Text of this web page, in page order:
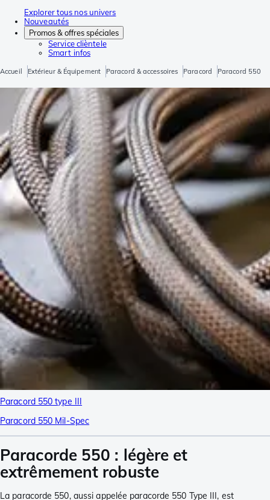
Explorer tous nos univers
Nouveautés
Promos & offres spéciales
Service clièntele
Smart infos
Accueil Extérieur & Équipement Paracord & accessoires Paracord Paracord 550
Paracord 550 type III
Paracord 550 Mil-Spec
Paracorde 550 : légère et
extrêmement robuste
La paracorde 550, aussi appelée paracorde 550 Type III, est